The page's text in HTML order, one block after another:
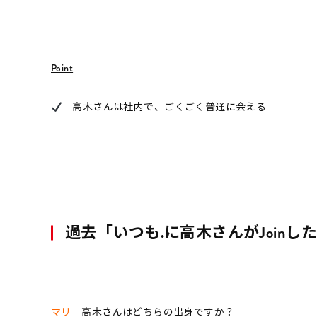
Point
高木さんは社内で、ごくごく普通に会える
過去「いつも.に高木さんがJoinし
マリ 高木さんはどちらの出身ですか？